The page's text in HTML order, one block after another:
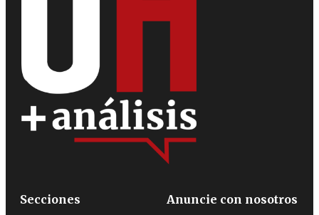
Secciones
Anuncie con nosotros